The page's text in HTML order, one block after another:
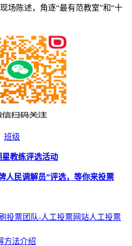
场陈述，角逐“最有范教室”和“十
班级
星教练评选活动
人民调解员”评选，等你来投票
投票团队-人工投票网站人工投票
方法介绍